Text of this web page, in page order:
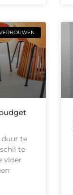
duur te
te
vloer